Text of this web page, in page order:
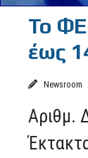
Το
έως
Newsroom
Αριθμ.